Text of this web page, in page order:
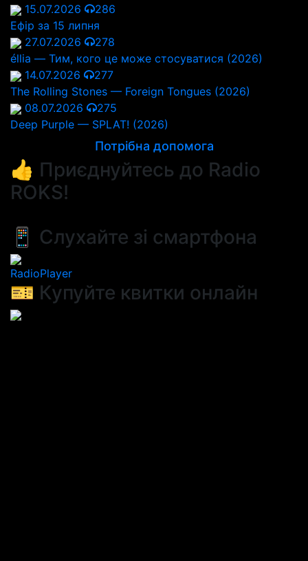
15.07.2026
286
Ефір за 15 липня
27.07.2026
278
éllia — Тим, кого це може стосуватися (2026)
14.07.2026
277
The Rolling Stones — Foreign Tongues (2026)
08.07.2026
275
Deep Purple — SPLAT! (2026)
Потрібна допомога
👍 Приєднуйтесь до Radio
ROKS!
📱 Слухайте зі смартфона
RadioPlayer
🎫 Купуйте квитки онлайн